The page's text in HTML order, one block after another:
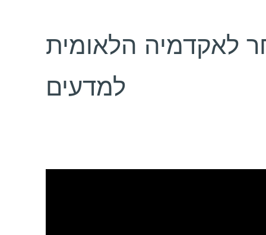
לאקדמיה הלאומית
למדעים